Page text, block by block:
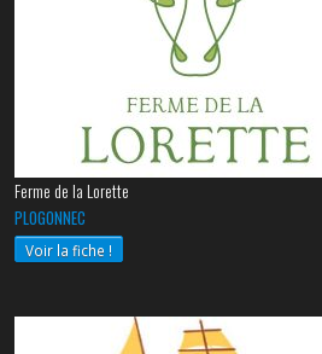
Ferme de la Lorette
PLOGONNEC
Voir la fiche !